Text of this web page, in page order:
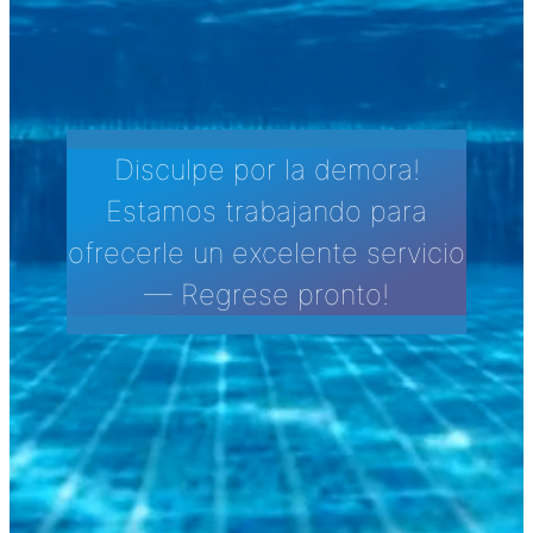
Disculpe por la demora!
Estamos trabajando para
ofrecerle un excelente servicio
— Regrese pronto!